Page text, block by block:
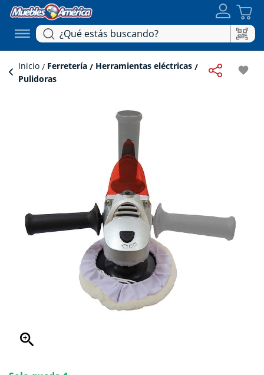
Inicio Ferretería Herramientas eléctricas
Pulidoras
favorite
zoom_in